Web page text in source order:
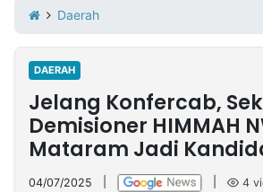
Iklan
Berita
Kami
Nasional
International
Olahraga
Entertainment
Daerah
Pariwisata
Kuliner
Kolom
Network
Daerah
DAERAH
Jelang Konfercab,
Demisioner HIMMAH
Mataram Jadi
04/07/2025 4